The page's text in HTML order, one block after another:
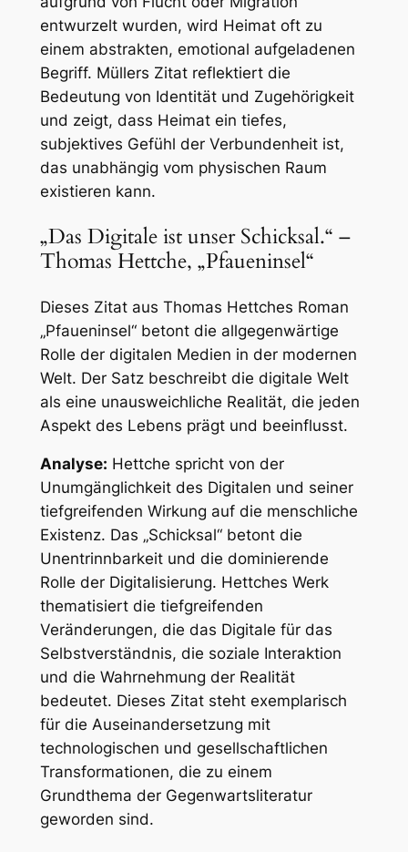
entwurzelt wurden, wird Heimat oft zu
einem abstrakten, emotional aufgeladenen
Begriff. Müllers Zitat reflektiert die
Bedeutung von Identität und Zugehörigkeit
und zeigt, dass Heimat ein tiefes,
subjektives Gefühl der Verbundenheit ist,
das unabhängig vom physischen Raum
existieren kann.
„Das Digitale ist unser Schicksal.“ –
Thomas Hettche, „Pfaueninsel“
Dieses Zitat aus Thomas Hettches Roman
„Pfaueninsel“ betont die allgegenwärtige
Rolle der digitalen Medien in der modernen
Welt. Der Satz beschreibt die digitale Welt
als eine unausweichliche Realität, die jeden
Aspekt des Lebens prägt und beeinflusst.
Analyse: Hettche spricht von der
Unumgänglichkeit des Digitalen und seiner
tiefgreifenden Wirkung auf die menschliche
Existenz. Das „Schicksal“ betont die
Unentrinnbarkeit und die dominierende
Rolle der Digitalisierung. Hettches Werk
thematisiert die tiefgreifenden
Veränderungen, die das Digitale für das
Selbstverständnis, die soziale Interaktion
und die Wahrnehmung der Realität
bedeutet. Dieses Zitat steht exemplarisch
für die Auseinandersetzung mit
technologischen und gesellschaftlichen
Transformationen, die zu einem
Grundthema der Gegenwartsliteratur
geworden sind.